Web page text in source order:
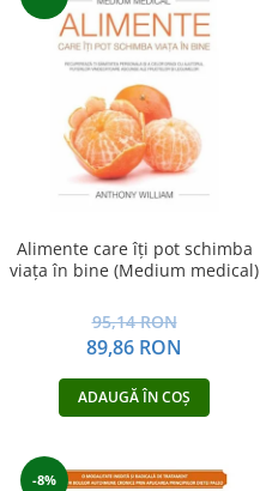
Alimente care îţi pot schimba
viaţa în bine (Medium medical)
95,14 RON
89,86 RON
ADAUGĂ ÎN COȘ
-8%